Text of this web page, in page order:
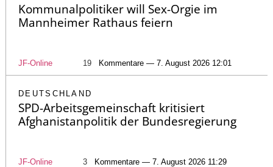
Kommunalpolitiker will Sex-Orgie im
Mannheimer Rathaus feiern
JF-Online 19 Kommentare — 7. August 2026 12:01
DEUTSCHLAND
SPD-Arbeitsgemeinschaft kritisiert
Afghanistanpolitik der Bundesregierung
JF-Online 3 Kommentare — 7. August 2026 11:29